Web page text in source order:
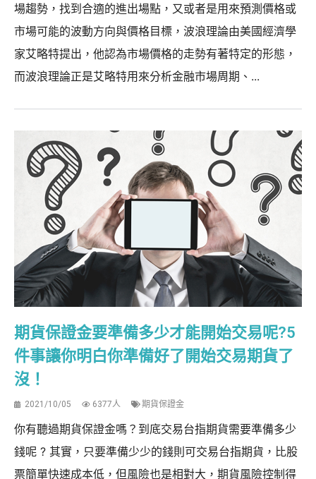
場趨勢，找到合適的進出場點，又或者是用來預測價格或
市場可能的波動方向與價格目標，波浪理論由美國經濟學
家艾略特提出，他認為市場價格的走勢有著特定的形態，
而波浪理論正是艾略特用來分析金融市場周期、...
期貨保證金要準備多少才能開始交易呢?5
件事讓你明白你準備好了開始交易期貨了
沒！
2021/10/05 6377人 期貨保證金
你有聽過期貨保證金嗎？到底交易台指期貨需要準備多少
錢呢 ? 其實，只要準備少少的錢則可交易台指期貨，比股
票簡單快速成本低，但風險也是相對大，期貨風險控制得